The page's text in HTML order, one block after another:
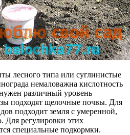
лесного типа или суглинистые
немаловажна кислотность
различный уровень
подходят щелочные почвы. Для
подходит земля с умеренной,
Для регулировки этих
специальные подкормки.